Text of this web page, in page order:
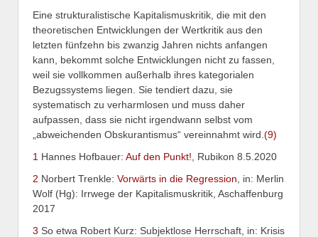
Eine strukturalistische Kapitalismuskritik, die mit den
theoretischen Entwicklungen der Wertkritik aus den
letzten fünfzehn bis zwanzig Jahren nichts anfangen
kann, bekommt solche Entwicklungen nicht zu fassen,
weil sie vollkommen außerhalb ihres kategorialen
Bezugssystems liegen. Sie tendiert dazu, sie
systematisch zu verharmlosen und muss daher
aufpassen, dass sie nicht irgendwann selbst vom
„abweichenden Obskurantismus“ vereinnahmt wird.(9)
1 Hannes Hofbauer: Auf den Punkt!, Rubikon 8.5.2020
2 Norbert Trenkle: Vorwärts in die Regression , in: Merlin
Wolf (Hg): Irrwege der Kapitalismuskritik, Aschaffenburg
2017
3 So etwa Robert Kurz: Subjektlose Herrschaft, in: Krisis